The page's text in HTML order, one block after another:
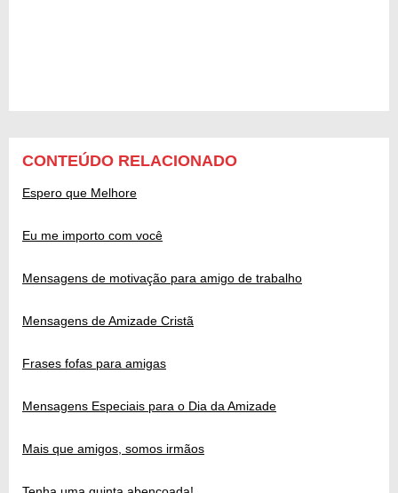
CONTEÚDO RELACIONADO
Espero que Melhore
Eu me importo com você
Mensagens de motivação para amigo de trabalho
Mensagens de Amizade Cristã
Frases fofas para amigas
Mensagens Especiais para o Dia da Amizade
Mais que amigos, somos irmãos